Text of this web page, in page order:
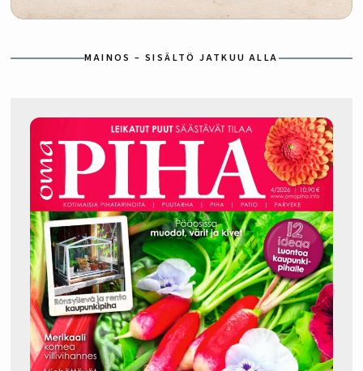
MAINOS – SISÄLTÖ JATKUU ALLA